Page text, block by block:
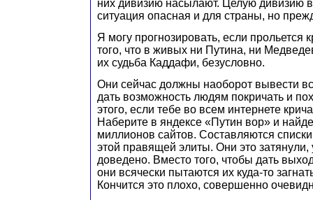
них дивизию насылают. Целую дивизию
ситуация опасная и для страны, но
Я могу прогнозировать, если прольется
того, что в живых ни Путина, ни
их судьба Каддафи, безусловно.
Они сейчас должны наоборот вывести
дать возможность людям покричать и
этого, если тебе во всем интернете
Наберите в яндексе «Путин вор» и
миллионов сайтов. Составляются
этой правящей элиты. Они это затянули,
доведено. Вместо того, чтобы дать
они всячески пытаются их куда-то
Кончится это плохо, совершенно